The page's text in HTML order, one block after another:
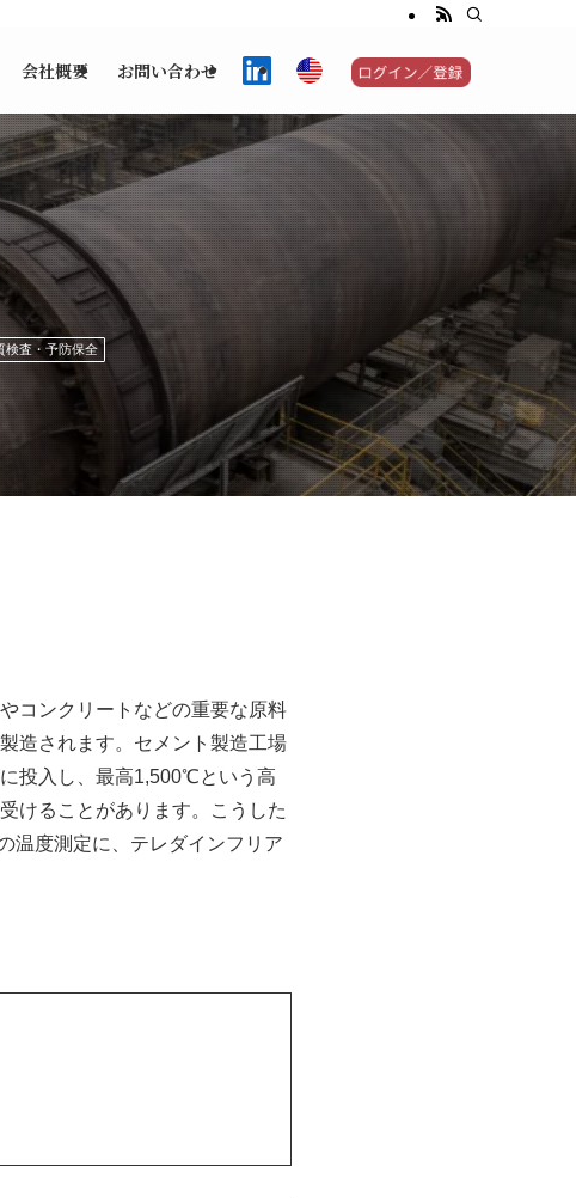
会社概要 お問い合わせ
検査・予防保全
コンクリートなどの重要な原料
造されます。セメント製造工場
投入し、最高1,500℃という高
けることがあります。こうした
温度測定に、テレダインフリア